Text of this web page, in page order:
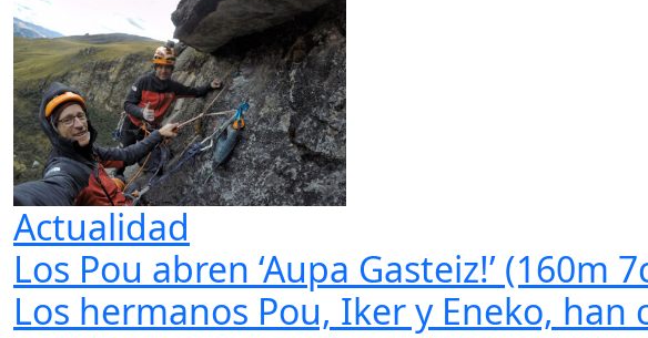
Actualidad
Los Pou abren ‘Aupa Gasteiz!’
Los hermanos Pou, Iker y Eneko,